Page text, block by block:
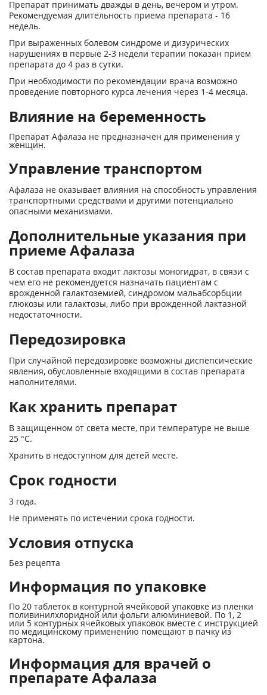
Препарат принимать дважды в день, вечером и утром.
Рекомендуемая длительность приема препарата - 16
недель.
При выраженных болевом синдроме и дизурических
нарушениях в первые 2-3 недели терапии показан прием
препарата до 4 раз в сутки.
При необходимости по рекомендации врача возможно
проведение повторного курса лечения через 1-4 месяца.
Влияние на беременность
Препарат Афалаза не предназначен для применения у
женщин.
Управление транспортом
Афалаза не оказывает влияния на способность управления
транспортными средствами и другими потенциально
опасными механизмами.
Дополнительные указания при
приеме Афалаза
В состав препарата входит лактозы моногидрат, в связи с
чем его не рекомендуется назначать пациентам с
врожденной галактоземией, синдромом мальабсорбции
глюкозы или галактозы, либо при врожденной лактазной
недостаточности.
Передозировка
При случайной передозировке возможны диспепсические
явления, обусловленные входящими в состав препарата
наполнителями.
Как хранить препарат
В защищенном от света месте, при температуре не выше
25 °С.
Хранить в недоступном для детей месте.
Срок годности
3 года.
Не применять по истечении срока годности.
Условия отпуска
Без рецепта
Информация по упаковке
По 20 таблеток в контурной ячейковой упаковке из пленки
поливинилхлоридной или фольги алюминиевой. По 1, 2
или 5 контурных ячейковых упаковок вместе с инструкцией
по медицинскому применению помещают в пачку из
картона.
Информация для врачей о
препарате Афалаза